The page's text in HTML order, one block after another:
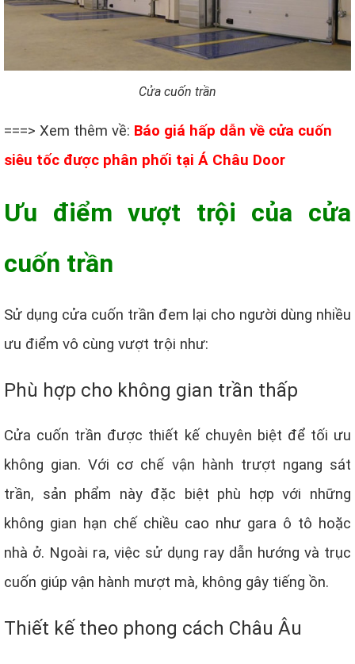
Cửa cuốn trần
===> Xem thêm về: Báo giá hấp dẫn về cửa cuốn
siêu tốc được phân phối tại Á Châu Door
Ưu điểm vượt trội của cửa
cuốn trần
Sử dụng cửa cuốn trần đem lại cho người dùng nhiều
ưu điểm vô cùng vượt trội như:
Phù hợp cho không gian trần thấp
Cửa cuốn trần được thiết kế chuyên biệt để tối ưu
không gian. Với cơ chế vận hành trượt ngang sát
trần, sản phẩm này đặc biệt phù hợp với những
không gian hạn chế chiều cao như gara ô tô hoặc
nhà ở. Ngoài ra, việc sử dụng ray dẫn hướng và trục
cuốn giúp vận hành mượt mà, không gây tiếng ồn.
Thiết kế theo phong cách Châu Âu